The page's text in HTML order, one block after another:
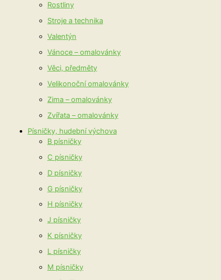
Rostliny
Stroje a technika
Valentýn
Vánoce – omalovánky
Věci, předměty
Velikonoční omalovánky
Zima – omalovánky
Zvířata – omalovánky
Písničky, hudební výchova
B písničky
C písničky
D písničky
G písničky
H písničky
J písničky
K písničky
L písničky
M písničky